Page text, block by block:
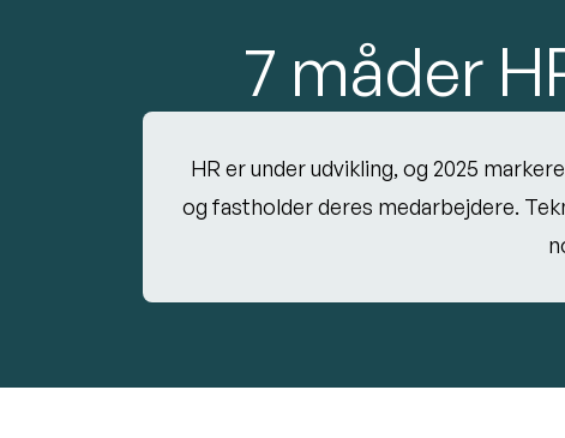
7 måder
HR er under udvikling, og 2025
og fastholder deres medarbejdere.